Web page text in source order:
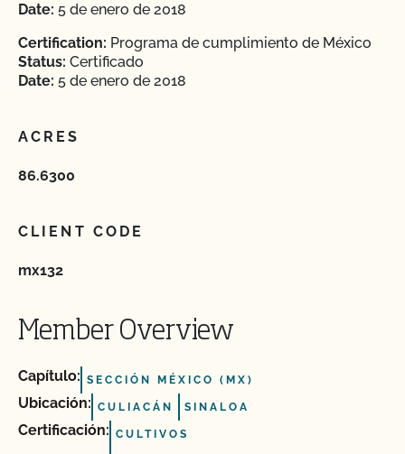
Date: 5 de enero de 2018
Certification: Programa de cumplimiento de México
Status: Certificado
Date: 5 de enero de 2018
ACRES
86.6300
CLIENT CODE
mx132
Member Overview
Capítulo: SECCIÓN MÉXICO (MX)
Ubicación: CULIACÁN SINALOA
Certificación: CULTIVOS